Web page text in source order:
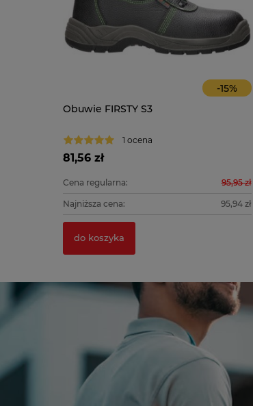
-15%
Obuwie FIRSTY S3
1 ocena
81,56 zł
Cena regularna: 95,95 zł
Najniższa cena: 95,94 zł
do koszyka